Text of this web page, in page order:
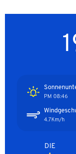
08:46 PM
4.7Km/h
DIE